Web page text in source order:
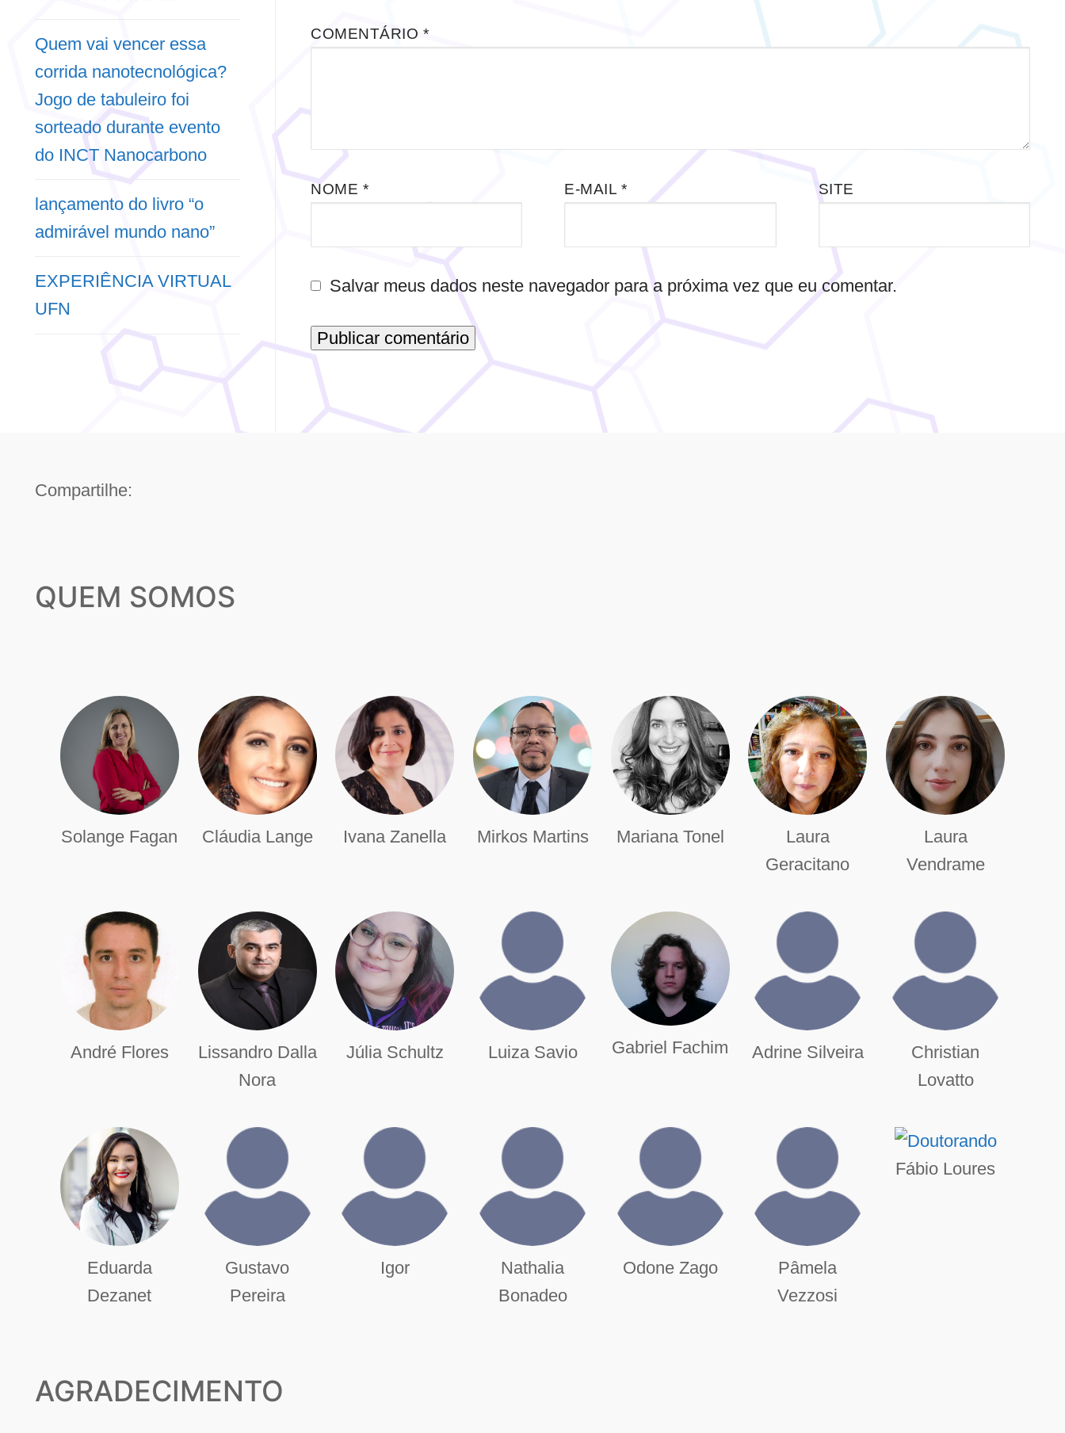
COMENTÁRIO *
NOME * E-MAIL * SITE
Salvar meus dados neste navegador para a próxima vez que eu comentar.
Quem vai vencer essa
corrida nanotecnológica?
Jogo de tabuleiro foi
sorteado durante evento
do INCT Nanocarbono
lançamento do livro “o
admirável mundo nano”
EXPERIÊNCIA VIRTUAL
UFN
Compartilhe:
QUEM SOMOS
Solange Fagan Cláudia Lange Ivana Zanella Mirkos Martins Mariana Tonel
Laura
Geracitano
Laura
Vendrame
André Flores
Lissandro Dalla
Nora
Júlia Schultz Luiza Savio Gabriel Fachim Adrine Silveira
Christian
Lovatto
Eduarda
Dezanet
Gustavo
Pereira
Igor
Nathalia
Bonadeo
Odone Zago
Pâmela
Vezzosi
Fábio Loures
AGRADECIMENTO